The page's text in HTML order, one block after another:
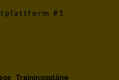
Trainingspläne